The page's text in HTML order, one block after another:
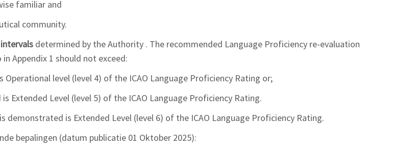
familiar and
community.
intervals determined by the Authority . The recommended Language Proficiency re-evaluation
Appendix 1 should not exceed:
level (level 4) of the ICAO Language Proficiency Rating or;
Extended Level (level 5) of the ICAO Language Proficiency Rating.
demonstrated is Extended Level (level 6) of the ICAO Language Proficiency Rating.
bepalingen (datum publicatie 01 Oktober 2025):